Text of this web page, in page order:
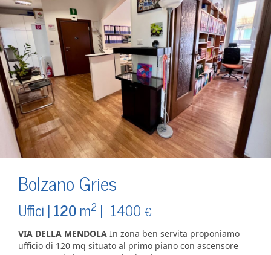
Bolzano Gries
Uffici | 120m2 | 1400 €
VIA DELLA MENDOLA In zona ben servita proponiamo
ufficio di 120 mq situato al primo piano con ascensore